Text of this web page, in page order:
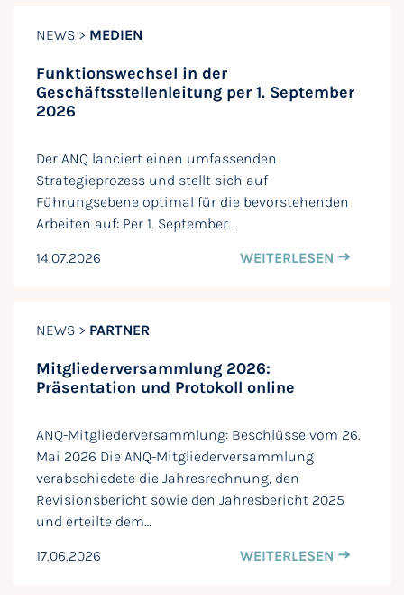
NEWS > MEDIEN
Funktionswechsel in der
Geschäftsstellenleitung per 1. September
2026
Der ANQ lanciert einen umfassenden
Strategieprozess und stellt sich auf
Führungsebene optimal für die bevorstehenden
Arbeiten auf: Per 1. September…
14.07.2026
WEITERLESEN
NEWS > PARTNER
Mitgliederversammlung 2026:
Präsentation und Protokoll online
ANQ-Mitgliederversammlung: Beschlüsse vom 26.
Mai 2026 Die ANQ-Mitgliederversammlung
verabschiedete die Jahresrechnung, den
Revisionsbericht sowie den Jahresbericht 2025
und erteilte dem…
17.06.2026
WEITERLESEN